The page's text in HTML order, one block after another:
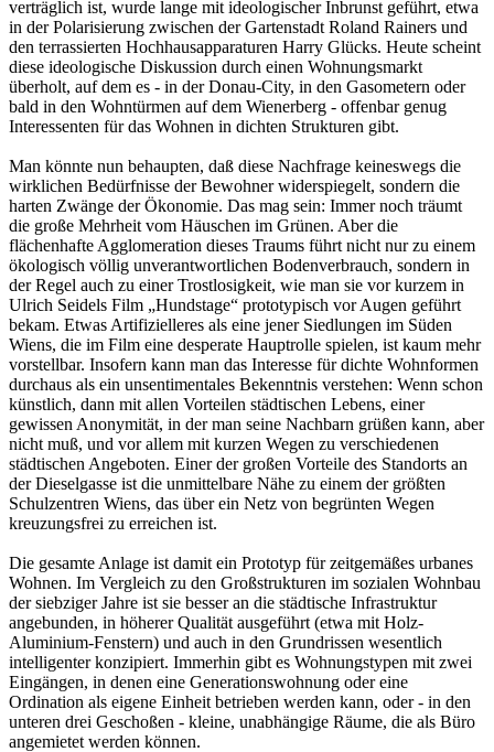
verträglich ist, wurde lange mit ideologischer Inbrunst geführt, etwa
in der Polarisierung zwischen der Gartenstadt Roland Rainers und
den terrassierten Hochhausapparaturen Harry Glücks. Heute scheint
diese ideologische Diskussion durch einen Wohnungsmarkt
überholt, auf dem es - in der Donau-City, in den Gasometern oder
bald in den Wohntürmen auf dem Wienerberg - offenbar genug
Interessenten für das Wohnen in dichten Strukturen gibt.
Man könnte nun behaupten, daß diese Nachfrage keineswegs die
wirklichen Bedürfnisse der Bewohner widerspiegelt, sondern die
harten Zwänge der Ökonomie. Das mag sein: Immer noch träumt
die große Mehrheit vom Häuschen im Grünen. Aber die
flächenhafte Agglomeration dieses Traums führt nicht nur zu einem
ökologisch völlig unverantwortlichen Bodenverbrauch, sondern in
der Regel auch zu einer Trostlosigkeit, wie man sie vor kurzem in
Ulrich Seidels Film „Hundstage“ prototypisch vor Augen geführt
bekam. Etwas Artifizielleres als eine jener Siedlungen im Süden
Wiens, die im Film eine desperate Hauptrolle spielen, ist kaum mehr
vorstellbar. Insofern kann man das Interesse für dichte Wohnformen
durchaus als ein unsentimentales Bekenntnis verstehen: Wenn schon
künstlich, dann mit allen Vorteilen städtischen Lebens, einer
gewissen Anonymität, in der man seine Nachbarn grüßen kann, aber
nicht muß, und vor allem mit kurzen Wegen zu verschiedenen
städtischen Angeboten. Einer der großen Vorteile des Standorts an
der Dieselgasse ist die unmittelbare Nähe zu einem der größten
Schulzentren Wiens, das über ein Netz von begrünten Wegen
kreuzungsfrei zu erreichen ist.
Die gesamte Anlage ist damit ein Prototyp für zeitgemäßes urbanes
Wohnen. Im Vergleich zu den Großstrukturen im sozialen Wohnbau
der siebziger Jahre ist sie besser an die städtische Infrastruktur
angebunden, in höherer Qualität ausgeführt (etwa mit Holz-
Aluminium-Fenstern) und auch in den Grundrissen wesentlich
intelligenter konzipiert. Immerhin gibt es Wohnungstypen mit zwei
Eingängen, in denen eine Generationswohnung oder eine
Ordination als eigene Einheit betrieben werden kann, oder - in den
unteren drei Geschoßen - kleine, unabhängige Räume, die als Büro
angemietet werden können.